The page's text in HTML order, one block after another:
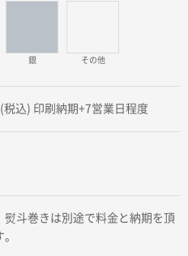
銀 その他
税込) 印刷納期+7営業日程度
斗巻きは別途で料金と納期を頂